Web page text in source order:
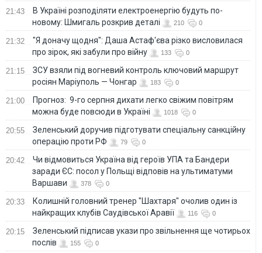
21:43
В Україні розподіляти електроенергію будуть по-
новому: Шмигаль розкрив деталі
210 0
21:32
"Я доначу щодня": Даша Астаф'єва різко висловилася
про зірок, які забули про війну
133 0
21:15
ЗСУ взяли під вогневий контроль ключовий маршрут
росіян Маріуполь — Чонгар
183 0
21:00
Прогноз: 9-го серпня дихати легко свіжим повітрям
можна буде повсюди в Україні
1018 0
20:55
Зеленський доручив підготувати спеціальну санкційну
операцію проти РФ
79 0
20:42
Чи відмовиться Україна від героїв УПА та Бандери
заради ЄС: посол у Польщі відповів на ультиматуми
Варшави
378 0
20:33
Колишній головний тренер "Шахтаря" очолив один із
найкращих клубів Саудівської Аравії
116 0
20:15
Зеленський підписав укази про звільнення ще чотирьох
послів
155 0